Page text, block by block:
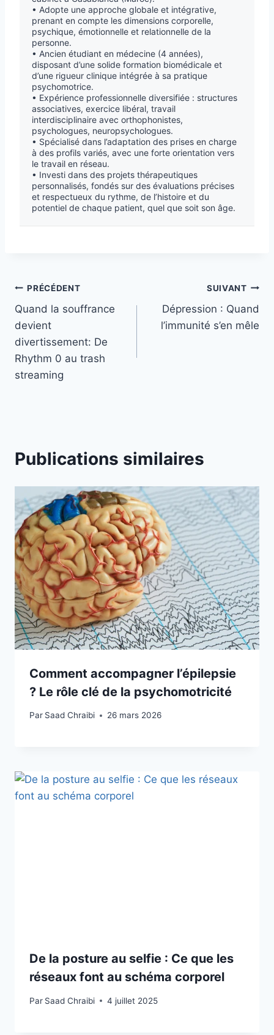
• Adopte une approche globale et intégrative,
prenant en compte les dimensions corporelle,
psychique, émotionnelle et relationnelle de la
personne.
• Ancien étudiant en médecine (4 années),
disposant d’une solide formation biomédicale et
d’une rigueur clinique intégrée à sa pratique
psychomotrice.
• Expérience professionnelle diversifiée : structures
associatives, exercice libéral, travail
interdisciplinaire avec orthophonistes,
psychologues, neuropsychologues.
• Spécialisé dans l’adaptation des prises en charge
à des profils variés, avec une forte orientation vers
le travail en réseau.
• Investi dans des projets thérapeutiques
personnalisés, fondés sur des évaluations précises
et respectueux du rythme, de l’histoire et du
potentiel de chaque patient, quel que soit son âge.
PRÉCÉDENT
Quand la souffrance
devient
divertissement: De
Rhythm 0 au trash
streaming
SUIVANT
Dépression : Quand
l’immunité s’en mêle
Publications similaires
Comment accompagner l’épilepsie
? Le rôle clé de la psychomotricité
Par Saad Chraibi 26 mars 2026
De la posture au selfie : Ce que les
réseaux font au schéma corporel
Par Saad Chraibi 4 juillet 2025